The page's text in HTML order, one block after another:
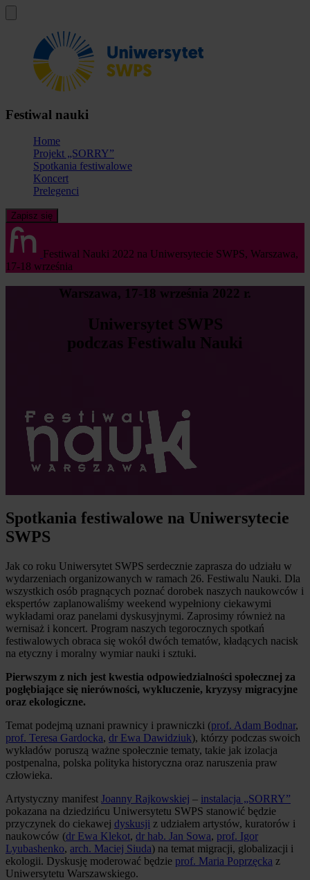
Festiwal nauki
Home
Projekt „SORRY”
Spotkania festiwalowe
Koncert
Prelegenci
Zapisz się
Festiwal Nauki 2022 na Uniwersytecie SWPS, Warszawa,
17-18 września
Warszawa, 17-18 września 2022 r.
Uniwersytet SWPS
podczas Festiwalu Nauki
Spotkania festiwalowe na Uniwersytecie
SWPS
Jak co roku Uniwersytet SWPS serdecznie zaprasza do udziału w
wydarzeniach organizowanych w ramach 26. Festiwalu Nauki. Dla
wszystkich osób pragnących poznać dorobek naszych naukowców i
ekspertów zaplanowaliśmy weekend wypełniony ciekawymi
wykładami oraz panelami dyskusyjnymi. Zaprosimy również na
wernisaż i koncert. Program naszych tegorocznych spotkań
festiwalowych obraca się wokół dwóch tematów, kładących nacisk
na etyczny i moralny wymiar nauki i sztuki.
Pierwszym z nich jest kwestia odpowiedzialności społecznej za
pogłębiające się nierówności, wykluczenie, kryzysy migracyjne
oraz ekologiczne.
Temat podejmą uznani prawnicy i prawniczki (prof. Adam Bodnar,
prof. Teresa Gardocka, dr Ewa Dawidziuk), którzy podczas swoich
wykładów poruszą ważne społecznie tematy, takie jak izolacja
postpenalna, polska polityka historyczna oraz naruszenia praw
człowieka.
Artystyczny manifest Joanny Rajkowskiej – instalacja „SORRY”
pokazana na dziedzińcu Uniwersytetu SWPS stanowić będzie
przyczynek do ciekawej dyskusji z udziałem artystów, kuratorów i
naukowców (dr Ewa Klekot, dr hab. Jan Sowa, prof. Igor
Lyubashenko, arch. Maciej Siuda) na temat migracji, globalizacji i
ekologii. Dyskusję moderować będzie prof. Maria Poprzęcka z
Uniwersytetu Warszawskiego.